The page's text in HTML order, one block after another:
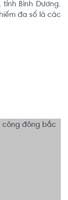
Bình Dương.
đa số là các